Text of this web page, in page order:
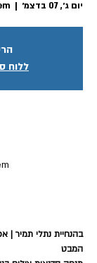
יום ג׳, 07 בדצמ׳
  |
ללוח
בהנחיית נתלי תמיר |
המבט